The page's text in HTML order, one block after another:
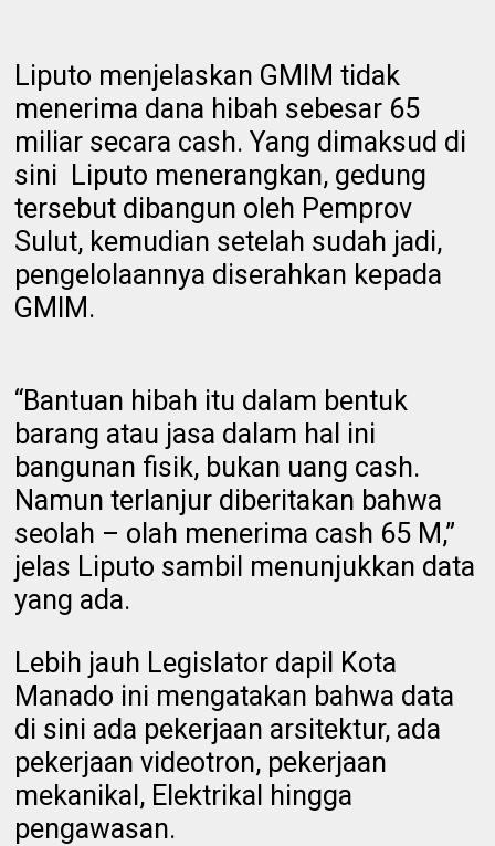
Liputo menjelaskan GMIM tidak
menerima dana hibah sebesar 65
miliar secara cash. Yang dimaksud di
sini Liputo menerangkan, gedung
tersebut dibangun oleh Pemprov
Sulut, kemudian setelah sudah jadi,
pengelolaannya diserahkan kepada
GMIM.
“Bantuan hibah itu dalam bentuk
barang atau jasa dalam hal ini
bangunan fisik, bukan uang cash.
Namun terlanjur diberitakan bahwa
seolah – olah menerima cash 65 M,”
jelas Liputo sambil menunjukkan data
yang ada.
Lebih jauh Legislator dapil Kota
Manado ini mengatakan bahwa data
di sini ada pekerjaan arsitektur, ada
pekerjaan videotron, pekerjaan
mekanikal, Elektrikal hingga
pengawasan.